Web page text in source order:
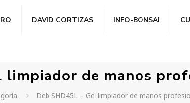
DAVID CORTIZAS INFO-BONSAI
limpiador de manos
Deb SHD45L – Gel limpiador de manos